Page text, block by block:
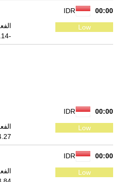
00:00
IDR
Low
-0.14%
00:00
IDR
Low
00:00
IDR
Low